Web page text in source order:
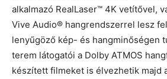
alkalmazó RealLaser™ 4K vetítővel,
Vive Audio® hangrendszerrel lesz
lenyűgöző kép- és hangminőségen
terem látogatói a Dolby ATMOS
készített filmeket is élvezhetik majd